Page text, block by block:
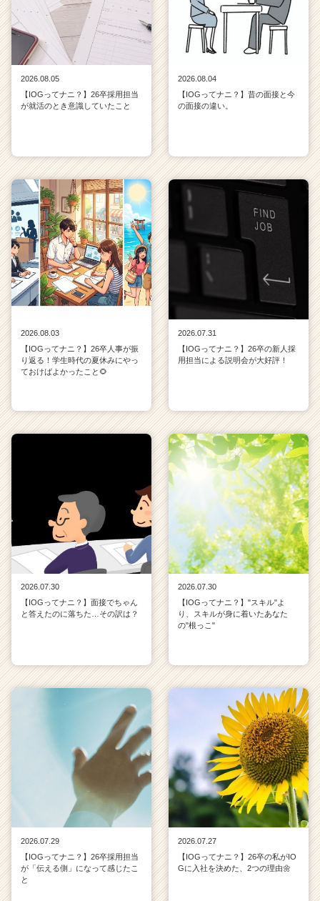
2026.08.05
【IOGってナニ？】26卒採用担当
が就活のとき意識していたこと
2026.08.04
【IOGってナニ？】昔の面接と今
の面接の違い。
2026.08.03
【IOGってナニ？】26卒人事が振
り返る！学生時代の夏休みにやっ
ておけばよかったこと🌻
2026.07.31
【IOGってナニ？】26卒の新人採
用担当による説明会が大好評！
2026.07.30
【IOGってナニ？】面接でちゃん
と答えたのに落ちた…その訳は？
2026.07.30
【IOGってナニ？】"スキル"よ
り、スキルが身に着いたあなた
の"根っこ"
2026.07.29
【IOGってナニ？】26卒採用担当
が「伝える側」になって感じたこ
と
2026.07.27
【IOGってナニ？】26卒の私がIO
Gに入社を決めた、2つの理由🌼